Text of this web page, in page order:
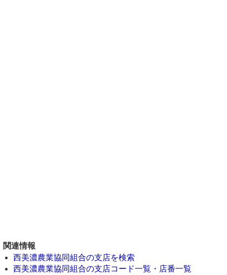
関連情報
西美濃農業協同組合の支店を検索
西美濃農業協同組合の支店コード一覧・店番一覧